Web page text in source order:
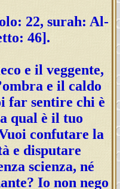
22, surah: Al-
46].
e il veggente,
e il caldo
far sentire chi è
qual è il tuo
confutare la
e disputare
scienza, né
Io non nego